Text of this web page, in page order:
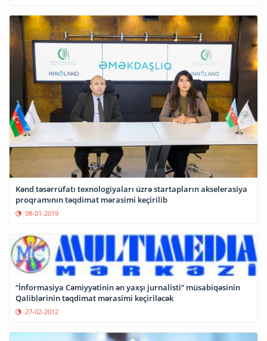
Kənd təsərrüfatı texnologiyaları üzrə startapların akselerasiya
proqramının təqdimat mərasimi keçirilib
08-01-2019
“İnformasiya Cəmiyyətinin ən yaxşı jurnalisti” müsabiqəsinin
Qaliblərinin təqdimat mərasimi keçiriləcək
27-02-2012